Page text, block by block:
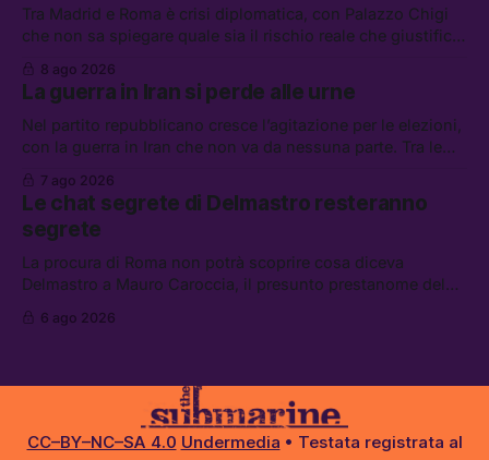
Tra Madrid e Roma è crisi diplomatica, con Palazzo Chigi
che non sa spiegare quale sia il rischio reale che giustifica
di difesa tra Arabia Saudita, Pakistan e Turchia, la crisi del
carburante irregolare, e un altro caso di IA ribelle
8 ago 2026
La guerra in Iran si perde alle urne
Nel partito repubblicano cresce l’agitazione per le elezioni,
con la guerra in Iran che non va da nessuna parte. Tra le
lavoro, Schlein prova a mettere in sicurezza la coalizione, e
che cos’è lo “Spiralismo,” la religione degli agenti IA
7 ago 2026
Le chat segrete di Delmastro resteranno
segrete
La procura di Roma non potrà scoprire cosa diceva
Delmastro a Mauro Caroccia, il presunto prestanome del
attacchi in Libano, il governo chiederà 36 miliardi di
6 ago 2026
CC–BY–NC–SA 4.0 Undermedia • Testata registrata al